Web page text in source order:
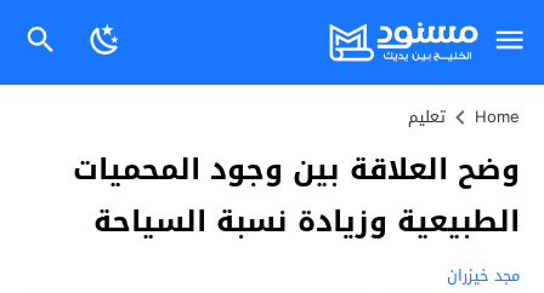
Home تعليم
وضح العلاقة بين وجود المحميات
الطبيعية وزيادة نسبة السياحة
مجد خيزران